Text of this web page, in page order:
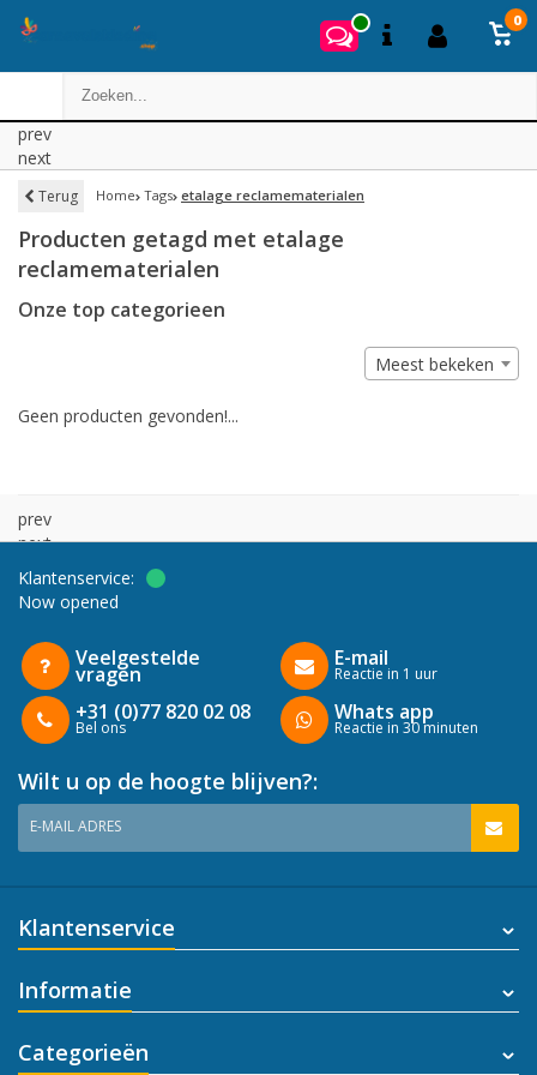
0
prev
next
Terug Home Tags etalage reclamematerialen
Producten getagd met etalage
reclamematerialen
Onze top categorieen
Meest bekeken
Geen producten gevonden!...
prev
next
Klantenservice:
Now opened
Veelgestelde
vragen
+31 (0)77 820 02 08
Bel ons
E-mail
Reactie in 1 uur
Whats app
Reactie in 30 minuten
Wilt u op de hoogte blijven?:
E-MAIL ADRES
Klantenservice
Informatie
Categorieën